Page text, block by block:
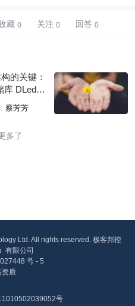
藏 关注 回答
的关键：
DLedge
蔡芳芳
多了
Ltd. All rights reserved. 极客邦控
有限公司
号 - 5
资质
号